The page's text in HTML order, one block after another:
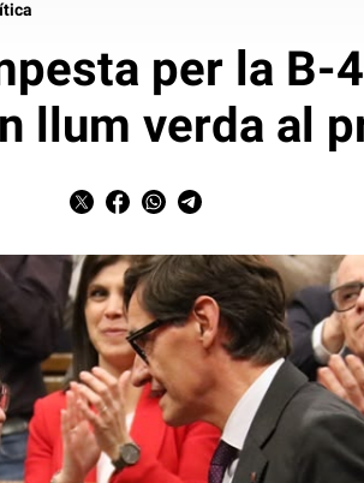
per la B-
llum verda al